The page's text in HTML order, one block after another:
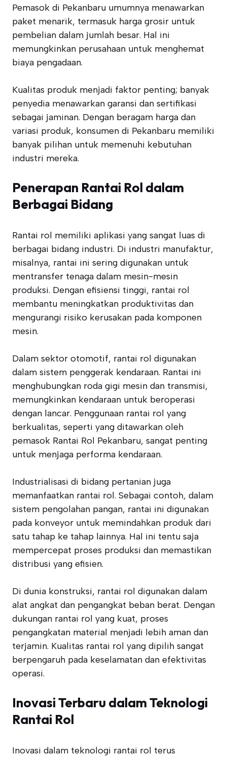
Pemasok di Pekanbaru umumnya menawarkan
paket menarik, termasuk harga grosir untuk
pembelian dalam jumlah besar. Hal ini
memungkinkan perusahaan untuk menghemat
biaya pengadaan.
Kualitas produk menjadi faktor penting; banyak
penyedia menawarkan garansi dan sertifikasi
sebagai jaminan. Dengan beragam harga dan
variasi produk, konsumen di Pekanbaru memiliki
banyak pilihan untuk memenuhi kebutuhan
industri mereka.
Penerapan Rantai Rol dalam
Berbagai Bidang
Rantai rol memiliki aplikasi yang sangat luas di
berbagai bidang industri. Di industri manufaktur,
misalnya, rantai ini sering digunakan untuk
mentransfer tenaga dalam mesin-mesin
produksi. Dengan efisiensi tinggi, rantai rol
membantu meningkatkan produktivitas dan
mengurangi risiko kerusakan pada komponen
mesin.
Dalam sektor otomotif, rantai rol digunakan
dalam sistem penggerak kendaraan. Rantai ini
menghubungkan roda gigi mesin dan transmisi,
memungkinkan kendaraan untuk beroperasi
dengan lancar. Penggunaan rantai rol yang
berkualitas, seperti yang ditawarkan oleh
pemasok Rantai Rol Pekanbaru, sangat penting
untuk menjaga performa kendaraan.
Industrialisasi di bidang pertanian juga
memanfaatkan rantai rol. Sebagai contoh, dalam
sistem pengolahan pangan, rantai ini digunakan
pada konveyor untuk memindahkan produk dari
satu tahap ke tahap lainnya. Hal ini tentu saja
mempercepat proses produksi dan memastikan
distribusi yang efisien.
Di dunia konstruksi, rantai rol digunakan dalam
alat angkat dan pengangkat beban berat. Dengan
dukungan rantai rol yang kuat, proses
pengangkatan material menjadi lebih aman dan
terjamin. Kualitas rantai rol yang dipilih sangat
berpengaruh pada keselamatan dan efektivitas
operasi.
Inovasi Terbaru dalam Teknologi
Rantai Rol
Inovasi dalam teknologi rantai rol terus